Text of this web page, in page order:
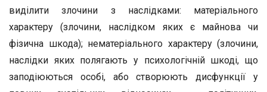
виділити злочини з наслідками: матеріального
характеру (злочини, наслідком яких є майнова чи
фізична шкода); нематеріального характеру (злочини,
наслідки яких полягають у психологічній шкоді, що
заподіюються особі, або створюють дисфункції у